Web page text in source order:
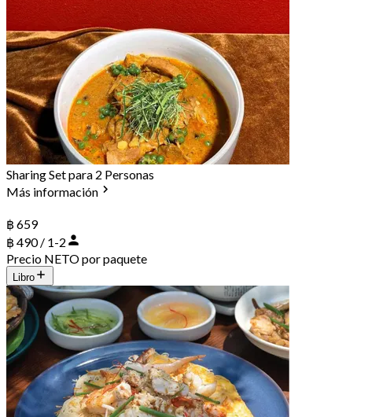
Sharing Set para 2 Personas
Más información
฿ 659
฿ 490 / 1-2
Precio NETO por paquete
Libro